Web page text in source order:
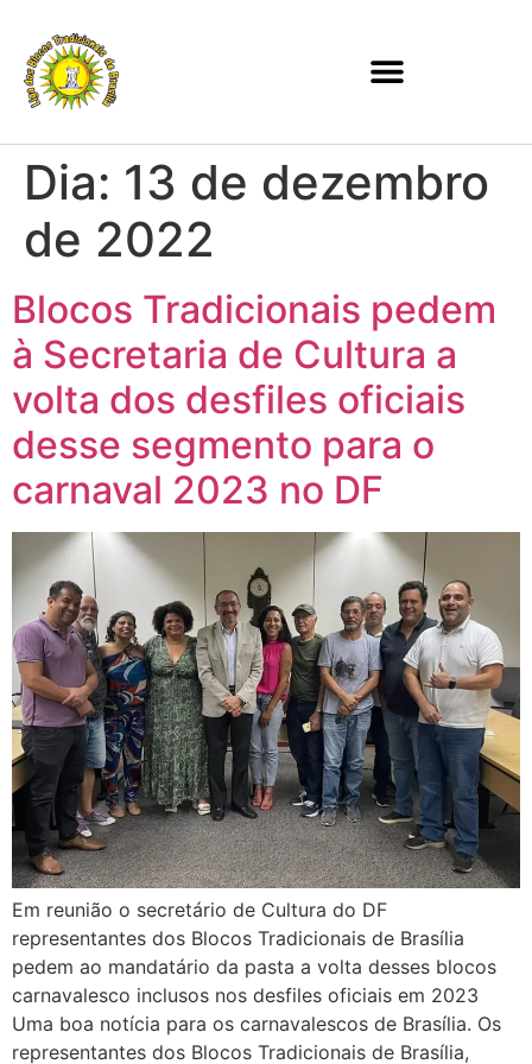
Dia: 13 de dezembro
de 2022
Blocos Tradicionais pedem
à Secretaria de Cultura a
volta dos desfiles oficiais
desse segmento para o
carnaval 2023 no DF
Em reunião o secretário de Cultura do DF
representantes dos Blocos Tradicionais de Brasília
pedem ao mandatário da pasta a volta desses blocos
carnavalesco inclusos nos desfiles oficiais em 2023
Uma boa notícia para os carnavalescos de Brasília. Os
representantes dos Blocos Tradicionais de Brasília,